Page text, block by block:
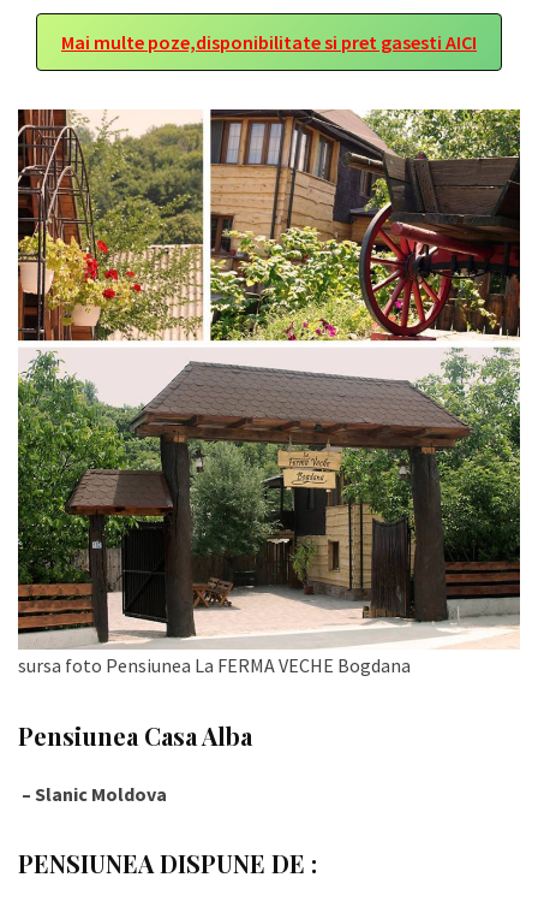
Mai multe poze,disponibilitate si pret gasesti AICI
sursa foto Pensiunea La FERMA VECHE Bogdana
Pensiunea Casa Alba
– Slanic Moldova
PENSIUNEA DISPUNE DE :